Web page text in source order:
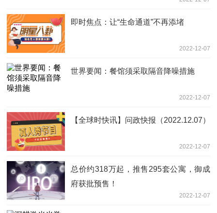
即时焦点：让“生命通道”不再添堵
2022-12-07
世界要闻：餐馆须采取隔音降噪措施
2022-12-07
【全球时快讯】问政快报（2022.12.07）
2022-12-07
总价约318万起，推售295套公寓，御成
府获批预售！
2022-12-07